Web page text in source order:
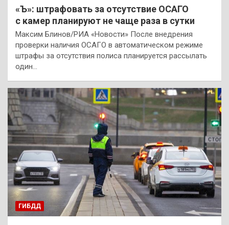
«Ъ»: штрафовать за отсутствие ОСАГО
с камер планируют не чаще раза в сутки
Максим Блинов/РИА «Новости» После внедрения
проверки наличия ОСАГО в автоматическом режиме
штрафы за отсутствия полиса планируется рассылать
один…
ГИБДД